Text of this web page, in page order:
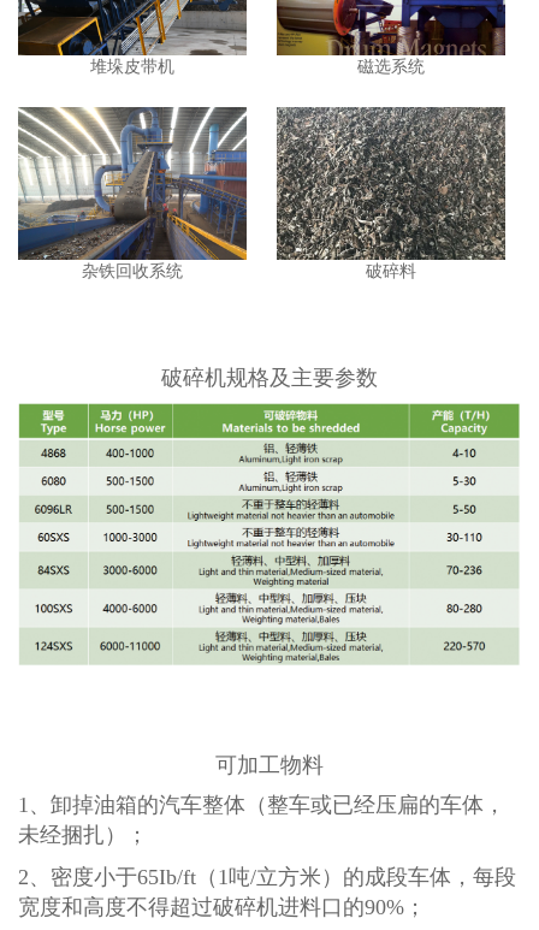
堆垛皮带机 磁选系统
杂铁回收系统 破碎料
破碎机规格及主要参数
可加工物料
1、卸掉油箱的汽车整体（整车或已经压扁的车体，
未经捆扎）；
2、密度小于65Ib/ft（1吨/立方米）的成段车体，每段
宽度和高度不得超过破碎机进料口的90%；